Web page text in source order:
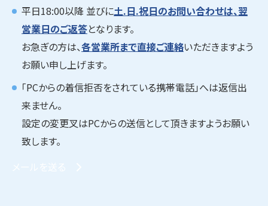
平日18:00以降 並びに土.日.祝日のお問い合わせは、翌
営業日のご返答となります。
お急ぎの方は、各営業所まで直接ご連絡いただきますよう
お願い申し上げます。
「PCからの着信拒否をされている携帯電話」へは返信出
来ません。
設定の変更叉はPCからの送信として頂きますようお願い
致します。